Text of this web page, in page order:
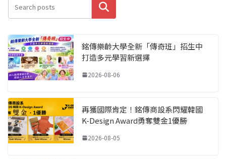
搜尋
銘傳樂齡大學全新「傳奇班」招生中
打造多元學習新選擇
2026-08-06
再獲國際肯定！銘傳商設系閃耀韓國
K-Design Award勇奪雙金1優勝
2026-08-05